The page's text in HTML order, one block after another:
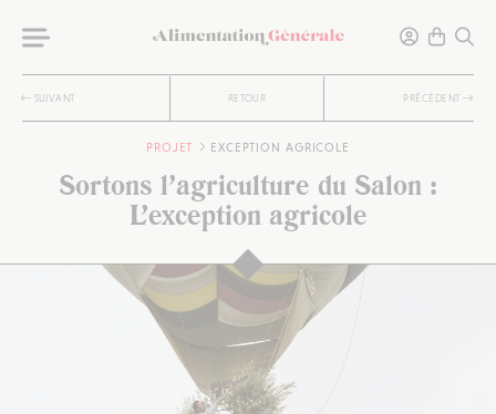
SUIVANT RETOUR PRÉCÉDENT
PROJET EXCEPTION AGRICOLE
Sortons l’agriculture du Salon :
L’exception agricole